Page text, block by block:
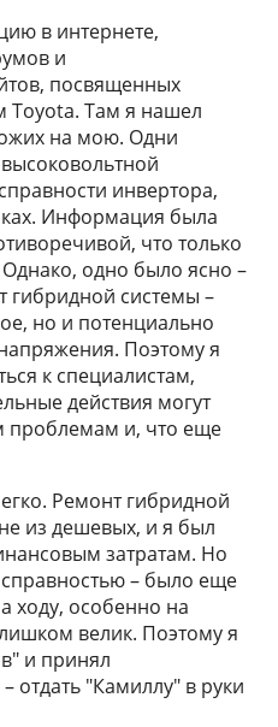
в интернете,
и
посвященных
Toyota. Там я нашел
на мою. Одни
инвертора,
Информация была
что только
одно было ясно –
гибридной системы –
но и потенциально
Поэтому я
к специалистам,
действия могут
проблемам и, что еще
Ремонт гибридной
из дешевых, и я был
затратам. Но
– было еще
ходу, особенно на
велик. Поэтому я
и принял
отдать "Камиллу" в руки